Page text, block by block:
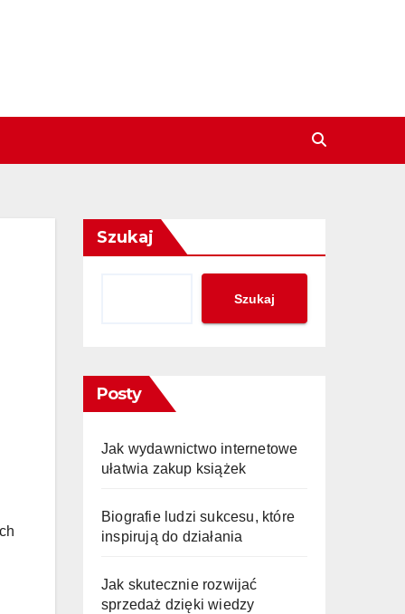
Szukaj
Szukaj
Posty
Jak wydawnictwo internetowe
ułatwia zakup książek
Biografie ludzi sukcesu, które
inspirują do działania
Jak skutecznie rozwijać
sprzedaż dzięki wiedzy